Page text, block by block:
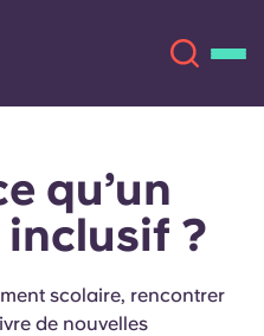
Español
qu’un
?
scolaire, rencontrer
de nouvelles